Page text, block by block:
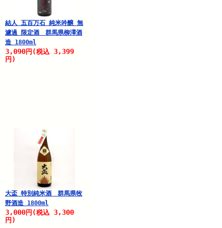
結人 五百万石 純米吟醸 無
濾過 限定酒 群馬県柳澤酒
造 1800ml
3,090円 (税込 3,399
円)
大盃 特別純米酒 群馬県牧
野酒造 1800ml
3,000円 (税込 3,300
円)